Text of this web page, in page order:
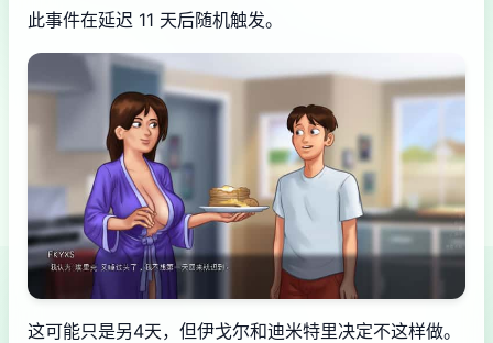
此事件在延迟 11 天后随机触发。
这可能只是另4天，但伊戈尔和迪米特里决定不这样做。